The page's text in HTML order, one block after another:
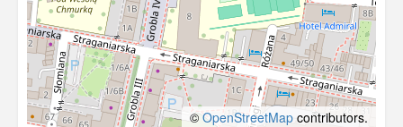
© OpenStreetMap contributors.